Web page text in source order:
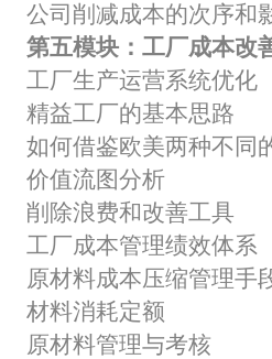
公司削减成本的次序和
第五模块：工厂成本
工厂生产运营系统优
精益工厂的基本思路
如何借鉴欧美两种不同
价值流图分析
削除浪费和改善工具
工厂成本管理绩效体系
原材料成本压缩管理手
材料消耗定额
原材料管理与考核